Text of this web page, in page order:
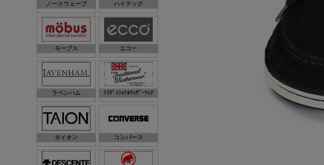
ノースウェーブ ハイテック
モーブス エコー
ラベンハム ﾄﾗﾃﾞｨｼｮﾅﾙｳｪｻﾞｰｳｪｱ
タイオン コンバース